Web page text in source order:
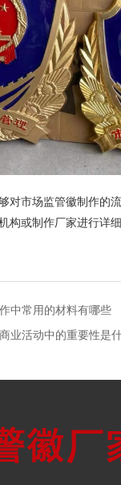
对市场监管徽制作的
构或制作厂家进行详细
中常用的材料有哪些
业活动中的重要性是